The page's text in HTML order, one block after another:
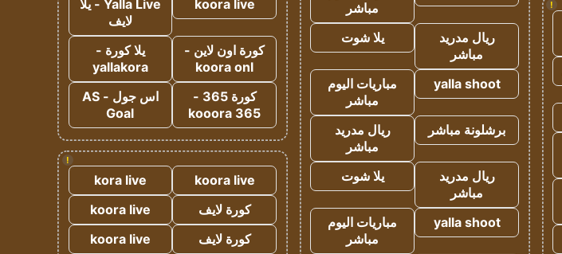
!
مباشر
ريال مدريد
مباشر
يلا شوت
yalla shoot
مباريات اليوم
مباشر
برشلونة مباشر
ريال مدريد
مباشر
ريال مدريد
مباشر
يلا شوت
yalla shoot
مباريات اليوم
مباشر
koora live
Yalla Live - يلا
لايف
كورة اون لاين -
koora onl
يلا كورة -
yallakora
كورة 365 -
kooora 365
اس جول - AS
Goal
!
koora live
kora live
كورة لايف
koora live
كورة لايف
koora live